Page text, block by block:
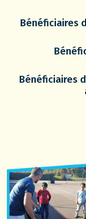
Bénéficiaires
Bénéficiaires